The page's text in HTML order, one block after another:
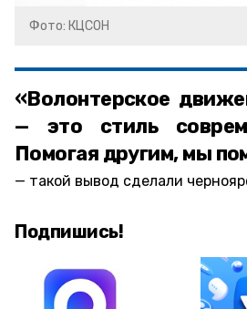
Фото: КЦСОН
«Волонтерское
— это стиль
Помогая другим, мы
такой вывод сделали
Подпишись!